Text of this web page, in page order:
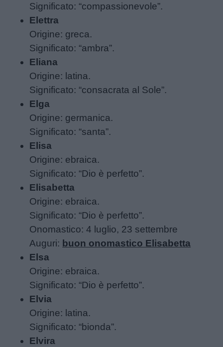
Menu
Schede
didattiche
Disegni
colorare
Storie
per
bambini
Significato: “compassionevole”.
Elettra
Origine: greca.
Significato: “ambra”.
Eliana
Origine: latina.
Significato: “consacrata al Sole”.
Elga
Origine: germanica.
Significato: “santa”.
Elisa
Origine: ebraica.
Significato: “Dio è perfetto”.
Elisabetta
Origine: ebraica.
Significato: “Dio è perfetto”.
Onomastico: 4 luglio, 23 settembre
Auguri: buon onomastico Elisabetta
Elsa
Origine: ebraica.
Significato: “Dio è perfetto”.
Elvia
Origine: latina.
Significato: “bionda”.
Elvira